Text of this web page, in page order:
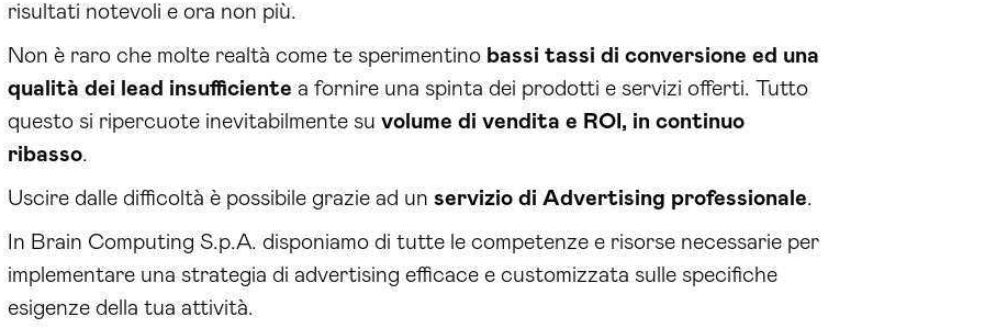
risultati notevoli e ora non più.
Non è raro che molte realtà come te sperimentino bassi tassi di conversione ed una
qualità dei lead insufficiente a fornire una spinta dei prodotti e servizi offerti. Tutto
questo si ripercuote inevitabilmente su volume di vendita e ROI, in continuo
ribasso.
Uscire dalle difficoltà è possibile grazie ad un servizio di Advertising professionale.
In Brain Computing S.p.A. disponiamo di tutte le competenze e risorse necessarie per
implementare una strategia di advertising efficace e customizzata sulle specifiche
esigenze della tua attività.